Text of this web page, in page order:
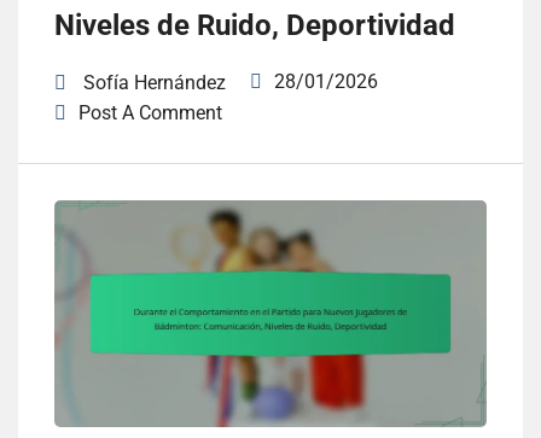
Niveles de Ruido, Deportividad
Sofía Hernández
28/01/2026
Post A Comment